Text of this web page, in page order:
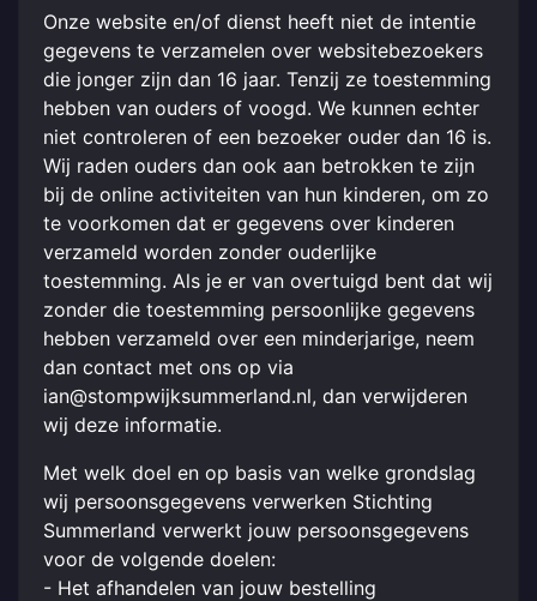
Onze website en/of dienst heeft niet de intentie
gegevens te verzamelen over websitebezoekers
die jonger zijn dan 16 jaar. Tenzij ze toestemming
hebben van ouders of voogd. We kunnen echter
niet controleren of een bezoeker ouder dan 16 is.
Wij raden ouders dan ook aan betrokken te zijn
bij de online activiteiten van hun kinderen, om zo
te voorkomen dat er gegevens over kinderen
verzameld worden zonder ouderlijke
toestemming. Als je er van overtuigd bent dat wij
zonder die toestemming persoonlijke gegevens
hebben verzameld over een minderjarige, neem
dan contact met ons op via
ian@stompwijksummerland.nl, dan verwijderen
wij deze informatie.
Met welk doel en op basis van welke grondslag
wij persoonsgegevens verwerken Stichting
Summerland verwerkt jouw persoonsgegevens
voor de volgende doelen:
- Het afhandelen van jouw bestelling